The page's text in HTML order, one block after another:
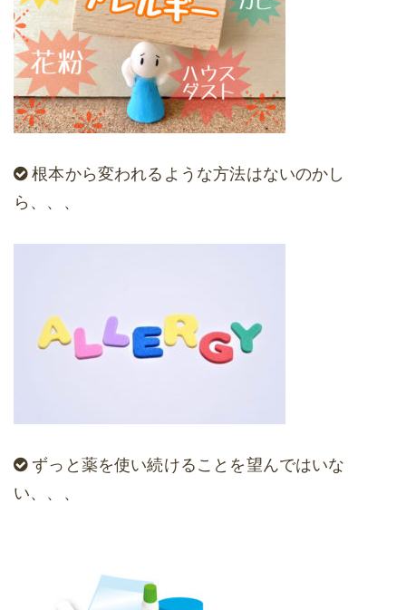
根本から変われるような方法はないのかし
ら、、、
ずっと薬を使い続けることを望んではいな
い、、、